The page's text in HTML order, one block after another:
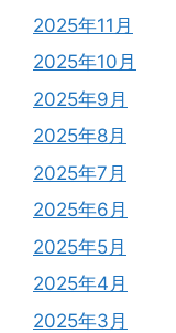
2025年11月
2025年10月
2025年9月
2025年8月
2025年7月
2025年6月
2025年5月
2025年4月
2025年3月